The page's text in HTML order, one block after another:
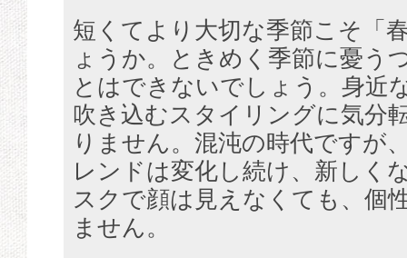
短くてより大切な季節こそ「
ょうか。ときめく季節に憂う
とはできないでしょう。身近
吹き込むスタイリングに気分
りません。混沌の時代ですが
レンドは変化し続け、新しく
スクで顔は見えなくても、個
ません。